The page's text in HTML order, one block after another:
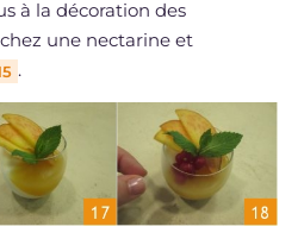
à la décoration des
une nectarine et
.